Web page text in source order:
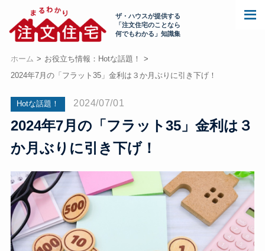
ザ・ハウスが提供する
「注文住宅のことなら
何でもわかる」知識集
ホーム
お役立ち情報：Hotな話題！
2024年7月の「フラット35」金利は３か月ぶりに引き下げ！
Hotな話題！ 2024/07/01
2024年7月の「フラット35」金利は３
か月ぶりに引き下げ！